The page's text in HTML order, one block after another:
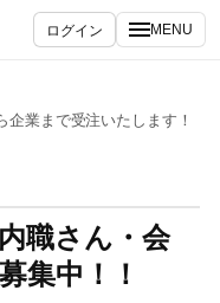
ログイン MENU
業まで受注いたします！
職さん・会
集中！！